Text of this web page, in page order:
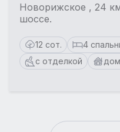
Новорижское , 24
шоссе.
12 сот. 4
с отделкой